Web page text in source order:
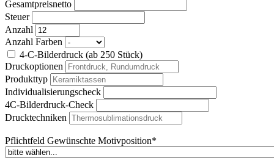
Gesamtpreisnetto
Steuer
Anzahl
Anzahl Farben
4-C-Bilderdruck (ab 250 Stück)
Druckoptionen
Produkttyp
Individualisierungscheck
4C-Bilderdruck-Check
Drucktechniken
Pflichtfeld Gewünschte Motivposition*